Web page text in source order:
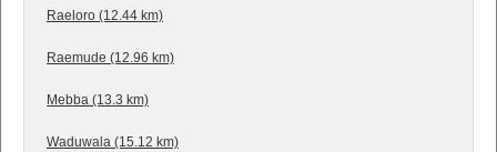
Raeloro (12.44 km)
Raemude (12.96 km)
Mebba (13.3 km)
Waduwala (15.12 km)